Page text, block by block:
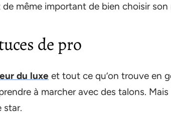
même important de bien choisir son
de pro
du luxe et tout ce qu’on trouve en
à marcher avec des talons. Mais
star.